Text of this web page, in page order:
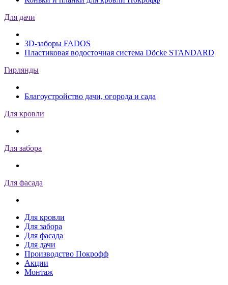
Для дачи
3D-заборы FADOS
Пластиковая водосточная система Döcke STANDARD
Гирлянды
Благоустройство дачи, огорода и сада
Для кровли
Для забора
Для фасада
Для кровли
Для забора
Для фасада
Для дачи
Производство Покрофф
Акции
Монтаж